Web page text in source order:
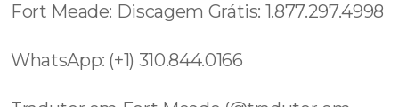
Fort Meade: Discagem Grátis: 1.877.297.4998
WhatsApp: (+1) 310.844.0166